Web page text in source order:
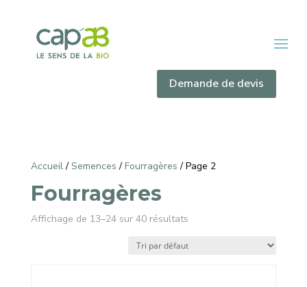
Demande de devis
Accueil/ Semences / Fourragères / Page 2
Fourragères
Affichage de 13–24 sur 40 résultats